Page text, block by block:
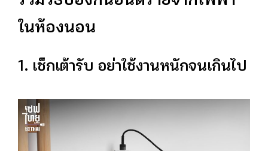
ในห้องนอน
1. เช็กเต้ารับ อย่าใช้งานหนักจนเกินไป